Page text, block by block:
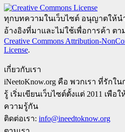
ทุกบทความในเว็บไซต์ อนุญาตให้น
อ้างอิงที่มาและไม่ใช้เพื่อการค้า
Creative Commons Attribution-
License.
เกี่ยวกับเรา
iNeetoKnow.org คือ พวกเรา ที่รัก
รู้ เริ่มเขียนเว็บไซต์ตั้งแต่ 2011 เพื
ความรู้กัน
ติดต่อเรา: info@ineedtoknow.org